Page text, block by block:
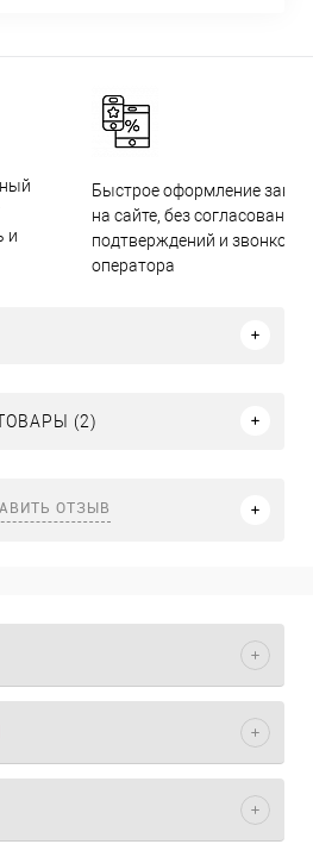
и
Быстрое оформление
на сайте, без согласований,
подтверждений и звонков
оператора
(2)
ОТЗЫВ